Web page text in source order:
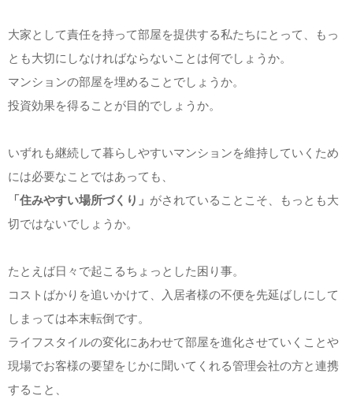
大家として責任を持って部屋を提供する私たちにとって、もっ
とも大切にしなければならないことは何でしょうか。
マンションの部屋を埋めることでしょうか。
投資効果を得ることが目的でしょうか。
いずれも継続して暮らしやすいマンションを維持していくため
には必要なことではあっても、
「住みやすい場所づくり」 がされていることこそ、もっとも大
切ではないでしょうか。
たとえば日々で起こるちょっとした困り事。
コストばかりを追いかけて、入居者様の不便を先延ばしにして
しまっては本末転倒です。
ライフスタイルの変化にあわせて部屋を進化させていくことや
現場でお客様の要望をじかに聞いてくれる管理会社の方と連携
すること、